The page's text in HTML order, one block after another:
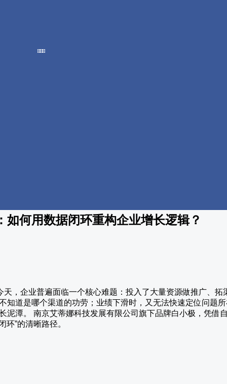
如何用数据闭环重构企业增长逻辑？
天，企业普遍面临一个核心难题：投入了大量资源做推广、
知道是哪个渠道的功劳；业绩下滑时，又无法快速定位问题所
泥潭。 南京艾蒂娜科技发展有限公司旗下品牌白小极，凭借
环”的清晰路径。